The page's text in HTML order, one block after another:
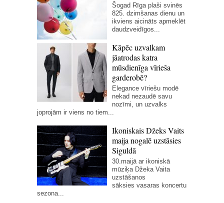
Šogad Rīga plaši svinēs
825. dzimšanas dienu un
ikviens aicināts apmeklēt
daudzveidīgos...
Kāpēc uzvalkam
jāatrodas katra
mūsdienīga vīrieša
garderobē?
Elegance vīriešu modē
nekad nezaudē savu
nozīmi, un uzvalks
joprojām ir viens no tiem...
Ikoniskais Džeks Vaits
maija nogalē uzstāsies
Siguldā
30.maijā ar ikoniskā
mūziķa Džeka Vaita
uzstāšanos
sāksies vasaras koncertu
sezona...